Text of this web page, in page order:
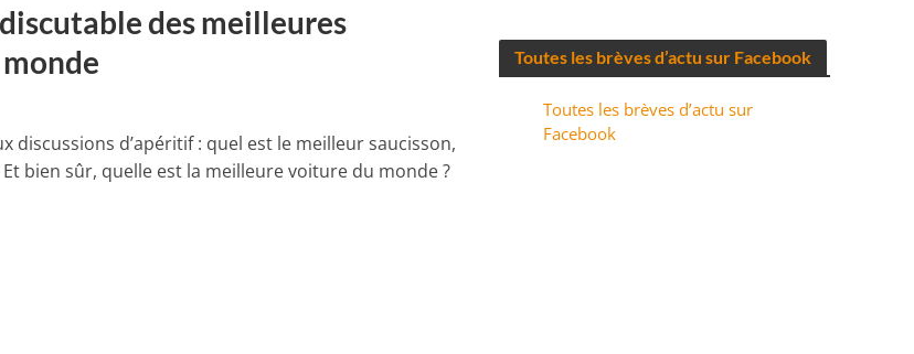
des meilleures
discussions d’apéritif : quel est le meilleur saucisson,
bien sûr, quelle est la meilleure voiture du monde ?
Toutes les brèves d’actu sur Facebook
Toutes les brèves d’actu sur
Facebook